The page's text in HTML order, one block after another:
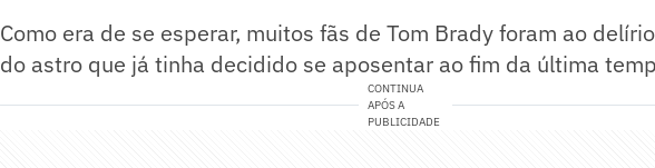
Como era de se esperar, muitos fãs de Tom Brady foram ao
do astro que já tinha decidido se aposentar ao fim da última
CONTINUA
APÓS A
PUBLICIDADE